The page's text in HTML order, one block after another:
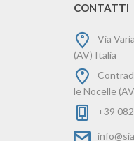
CONTATTI
Via
(AV) Italia
le Nocelle
+39